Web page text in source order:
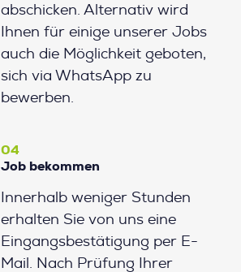
abschicken. Alternativ wird
Ihnen für einige unserer Jobs
auch die Möglichkeit geboten,
sich via WhatsApp zu
bewerben.
04
Job bekommen
Innerhalb weniger Stunden
erhalten Sie von uns eine
Eingangsbestätigung per E-
Mail. Nach Prüfung Ihrer